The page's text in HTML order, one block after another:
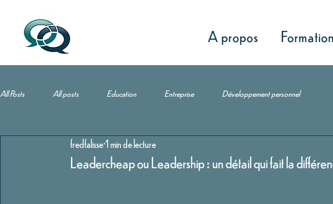
A propos
All Posts All posts Education Entreprise Développement personnel
Leadercheap ou Leadership : un détail qui fait la
fredfalisse1 min de lecture